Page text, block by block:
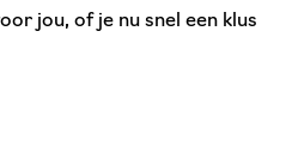
jou, of je nu snel een klus